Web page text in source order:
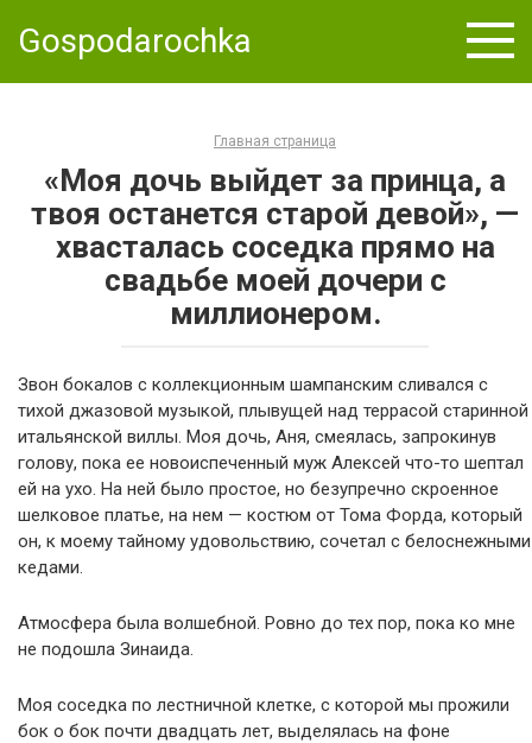
Gospodarochka
Главная страница
«Моя дочь выйдет за принца, а
твоя останется старой девой», —
хвасталась соседка прямо на
свадьбе моей дочери с
миллионером.
Звон бокалов с коллекционным шампанским сливался с
тихой джазовой музыкой, плывущей над террасой старинной
итальянской виллы. Моя дочь, Аня, смеялась, запрокинув
голову, пока ее новоиспеченный муж Алексей что-то шептал
ей на ухо. На ней было простое, но безупречно скроенное
шелковое платье, на нем — костюм от Тома Форда, который
он, к моему тайному удовольствию, сочетал с белоснежными
кедами.
Атмосфера была волшебной. Ровно до тех пор, пока ко мне
не подошла Зинаида.
Моя соседка по лестничной клетке, с которой мы прожили
бок о бок почти двадцать лет, выделялась на фоне